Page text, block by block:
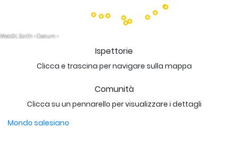
Ispettorie
Clicca e trascina per navigare sulla mappa
Comunità
Clicca su un pennarello per visualizzare i dettagli
Mondo salesiano